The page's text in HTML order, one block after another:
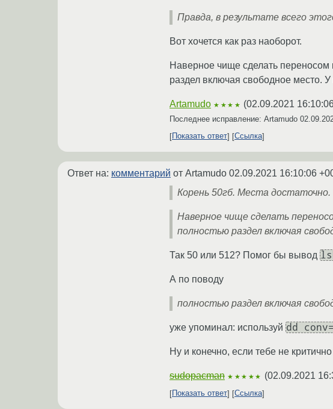
Правда, в результате всего
Вот хочется как раз наоборот.
Наверное чище сделать переносом
раздел включая свободное место.
Artamudo ★★★★ (02.09.2021
Последнее исправление: Artamudo
Показать ответ
Ссылка
Ответ на: комментарий от Artamudo 02.09.2021 16:10:06
Корень 50гб. Места достаточно.
Наверное чище сделать
полностью раздел включая
Так 50 или 512? Помог бы вывод
А по поводу
полностью раздел включая
уже упоминал: используй dd
Ну и конечно, если тебе не
sudopacman ★★★★★ (02.09.2021
Показать ответ Ссылка